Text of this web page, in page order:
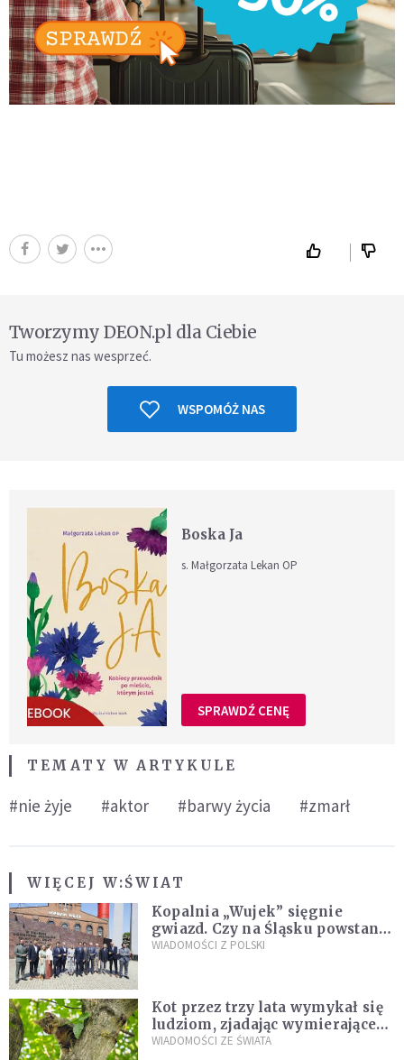
Tworzymy DEON.pl dla Ciebie
Tu możesz nas wesprzeć.
WSPOMÓŻ NAS
Boska Ja
s. Małgorzata Lekan OP
SPRAWDŹ CENĘ
TEMATY W ARTYKULE
#nie żyje #aktor #barwy życia #zmarł
WIĘCEJ W:ŚWIAT
Kopalnia „Wujek” sięgnie
gwiazd. Czy na Śląsku powstanie
„Dolina Krzemowa”?
WIADOMOŚCI Z POLSKI
Kot przez trzy lata wymykał się
ludziom, zjadając wymierające
kaczki. W końcu popełnił
WIADOMOŚCI ZE ŚWIATA